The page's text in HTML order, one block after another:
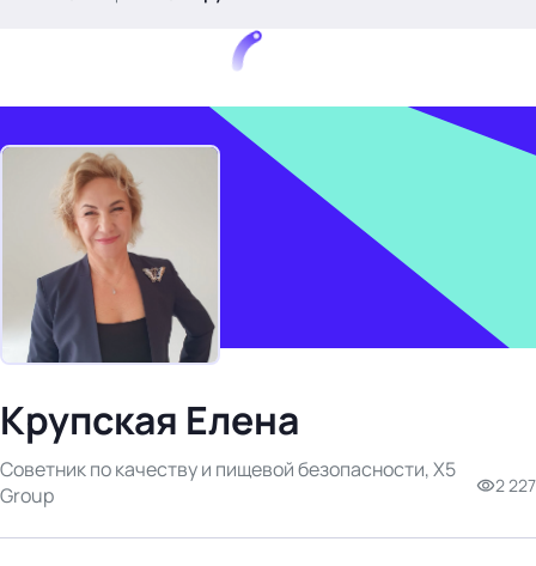
Тема месяца: Автоматизация на 1С
Войти
темы
новости
материалы
видео
Крупская Елена
Советник по качеству и пищевой безопасности, Х5
Group
2 227